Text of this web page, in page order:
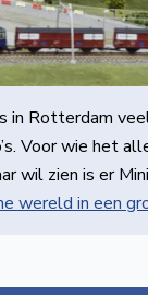
in Rotterdam
Voor wie het
wil zien is er
wereld in een